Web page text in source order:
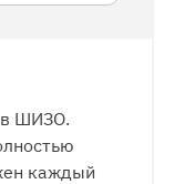
в ШИЗО.
каждый